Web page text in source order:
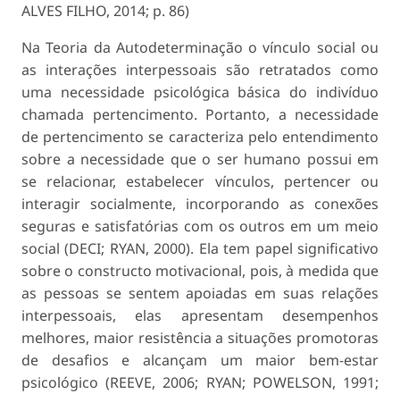
ALVES FILHO, 2014; p. 86)
Na Teoria da Autodeterminação o vínculo social ou
as interações interpessoais são retratados como
uma necessidade psicológica básica do indivíduo
chamada pertencimento. Portanto, a necessidade
de pertencimento se caracteriza pelo entendimento
sobre a necessidade que o ser humano possui em
se relacionar, estabelecer vínculos, pertencer ou
interagir socialmente, incorporando as conexões
seguras e satisfatórias com os outros em um meio
social (DECI; RYAN, 2000). Ela tem papel significativo
sobre o constructo motivacional, pois, à medida que
as pessoas se sentem apoiadas em suas relações
interpessoais, elas apresentam desempenhos
melhores, maior resistência a situações promotoras
de desafios e alcançam um maior bem-estar
psicológico (REEVE, 2006; RYAN; POWELSON, 1991;